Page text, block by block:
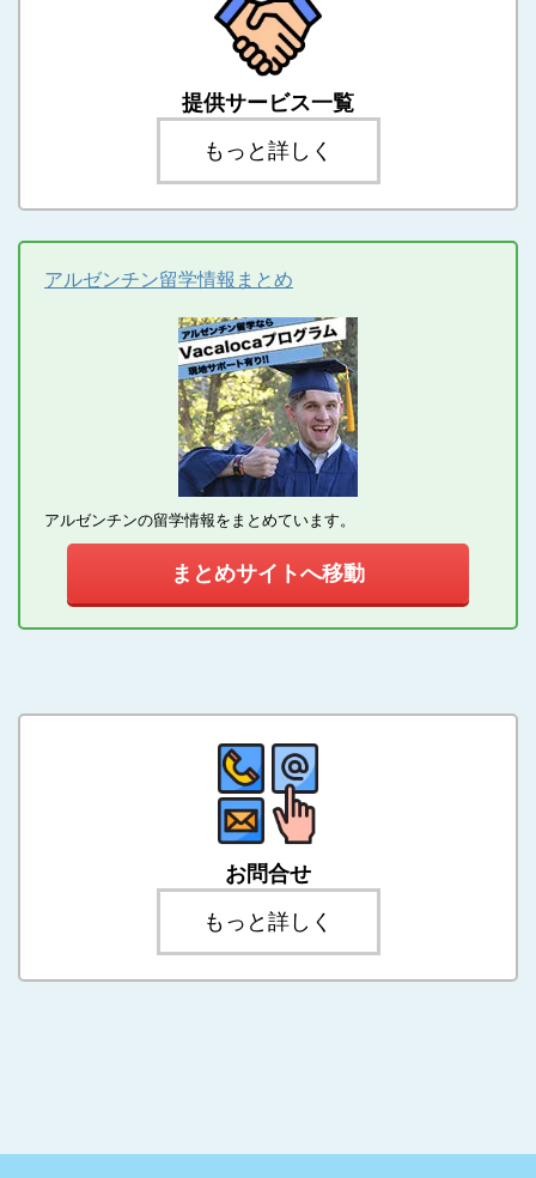
提供サービス一覧
もっと詳しく
アルゼンチン留学情報まとめ
アルゼンチンの留学情報をまとめています。
まとめサイトへ移動
お問合せ
もっと詳しく